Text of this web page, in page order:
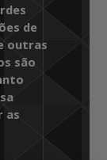
de
outras
são
as